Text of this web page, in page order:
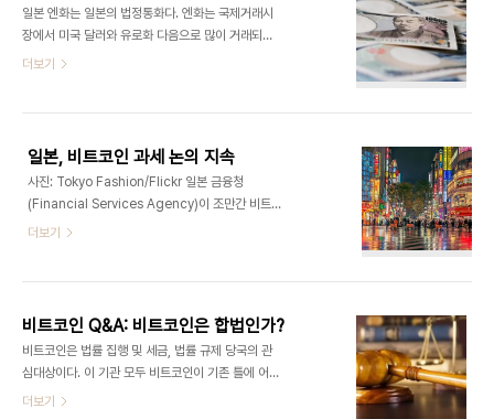
일본 엔화는 일본의 법정통화다. 엔화는 국제거래시
장에서 미국 달러와 유로화 다음으로 많이 거래되는
통화다.사진: Japanexperterna/Flickr 일본에서
에 준한 가치를 가진다고 규정하는 법안을 마련했다.
이 법안은 암호통화가 실제통화와 비슷한 기능을 가
지게 되는 근거가 되며 은행그룹의 정보기술사업 확
장에도 기여할 수 있다. 니케이신문에 따르면 이번 법
안은 지역 금융회사들이 자금 및 시스템운영을 쉽게
고 있다. "은행지주회사들은 IT 관련 벤처기업을 인
금..
더보기
일본, 비트코인 과세 논의 지속
사진: Tokyo Fashion/Flickr 일본 금융청
(Financial Services Agency)이 조만간 비트코
인의 통화기능을 인정할방침을 밝힐 예정이나 비트
충족한다고 인정하기 위한 입법방안에 대해 밝힌 바
있다. 일본 금융당국 측에서는 암호통화를 기존 통화
와 동등한 결제방식으로 취급함으로써 소비자보호를
진작하고 실질경제 성장을 촉진할 수 있다고 판단하
고 있다. 비트코인이 통화에 준하는 지위를 인정받는
더보기
비트코인 Q&A: 비트코인은 합법인가?
비트코인은 법률 집행 및 세금, 법률 규제 당국의 관
심대상이다. 이 기관 모두 비트코인이 기존 틀에 어떻
게 어울리는지 이해하기 위해 노력하고 있다. 비트코
더보기